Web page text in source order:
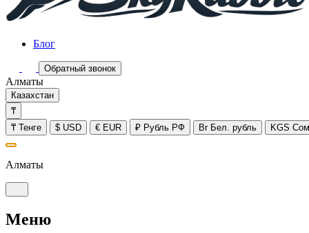
Блог
Обратный звонок
Алматы
Казахстан
₸
₸ Тенге $ USD € EUR ₽ Рубль РФ BrБел. рубль KGS
Алматы
Меню